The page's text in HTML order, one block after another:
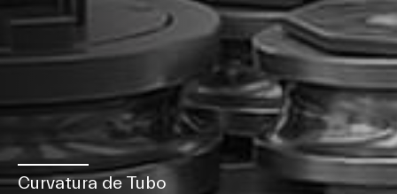
Curvatura de Tubo